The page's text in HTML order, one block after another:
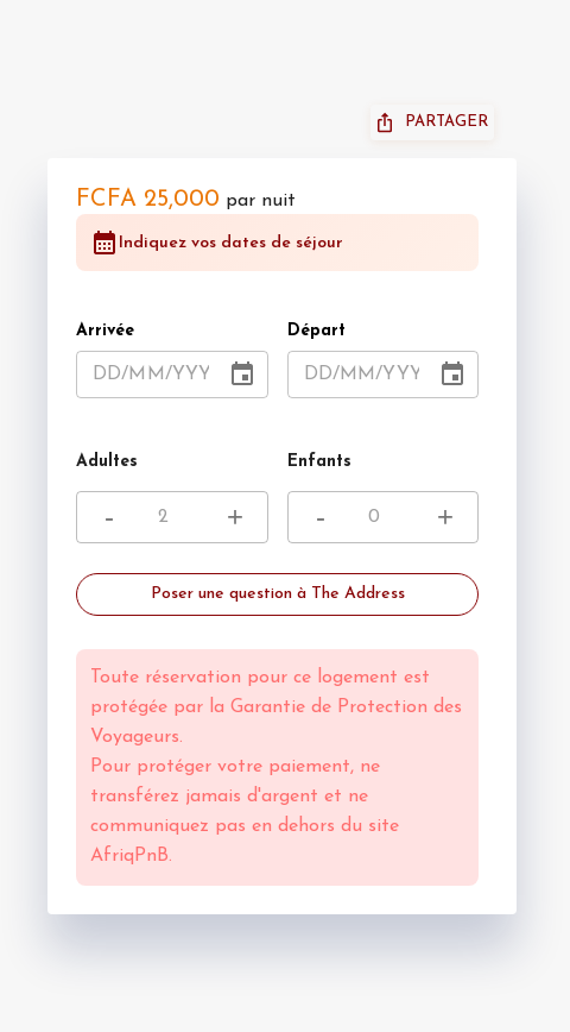
PARTAGER
FCFA 25,000 par nuit
Indiquez vos dates de séjour
Arrivée
DD/MM/YYYY
Départ
DD/MM/YYYY
Adultes
- +
Enfants
- +
Poser une question à The Address
Toute réservation pour ce logement est
protégée par la Garantie de Protection des
Voyageurs.
Pour protéger votre paiement, ne
transférez jamais d'argent et ne
communiquez pas en dehors du site
AfriqPnB.